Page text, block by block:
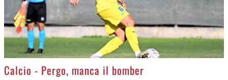
>
Calcio - Pergo, manca il bomber